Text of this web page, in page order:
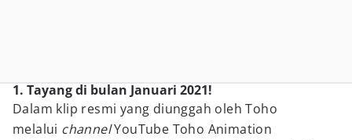
1. Tayang di bulan Januari 2021!
Dalam klip resmi yang diunggah oleh Toho
melalui channelYouTube Toho Animation